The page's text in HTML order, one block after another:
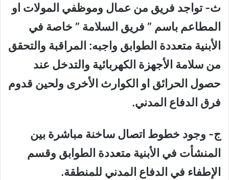
ث‌- تواجد فريق من عمال وموظفي المولات او
المطاعم باسم ” فريق السلامة ” خاصة في
الأبنية متعددة الطوابق واجبه: المراقبة والتحقق
من سلامة الأجهزة الكهربائية والتدخل عند
حصول الحرائق او الكوارث الأخرى ولحين قدوم
فرق الدفاع المدني.
ج‌- وجود خطوط اتصال ساخنة مباشرة بين
المنشأت في الأبنية متعددة الطوابق وقسم
الإطفاء في الدفاع المدني للمنطقة.